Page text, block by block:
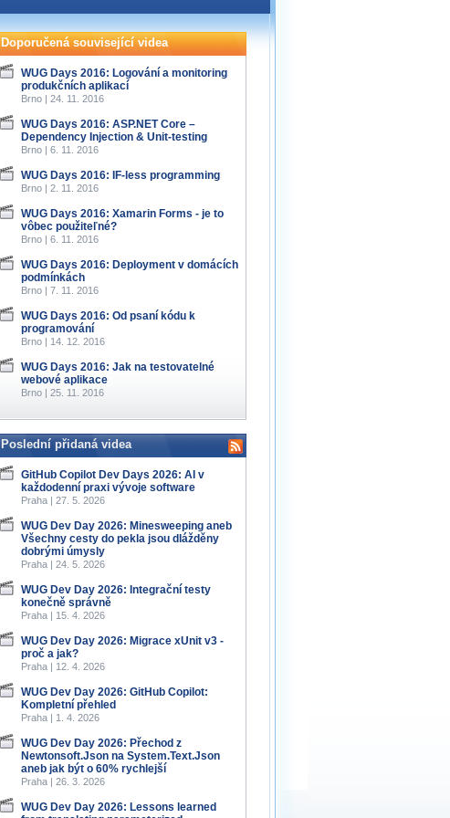
Doporučená související videa
WUG Days 2016: Logování a monitoring
produkčních aplikací
Brno | 24. 11. 2016
WUG Days 2016: ASP.NET Core –
Dependency Injection & Unit-testing
Brno | 6. 11. 2016
WUG Days 2016: IF-less programming
Brno | 2. 11. 2016
WUG Days 2016: Xamarin Forms - je to
vôbec použiteľné?
Brno | 6. 11. 2016
WUG Days 2016: Deployment v domácích
podmínkách
Brno | 7. 11. 2016
WUG Days 2016: Od psaní kódu k
programování
Brno | 14. 12. 2016
WUG Days 2016: Jak na testovatelné
webové aplikace
Brno | 25. 11. 2016
Poslední přidaná videa
GitHub Copilot Dev Days 2026: AI v
každodenní praxi vývoje software
Praha | 27. 5. 2026
WUG Dev Day 2026: Minesweeping aneb
Všechny cesty do pekla jsou dlážděny
dobrými úmysly
Praha | 24. 5. 2026
WUG Dev Day 2026: Integrační testy
konečně správně
Praha | 15. 4. 2026
WUG Dev Day 2026: Migrace xUnit v3 -
proč a jak?
Praha | 12. 4. 2026
WUG Dev Day 2026: GitHub Copilot:
Kompletní přehled
Praha | 1. 4. 2026
WUG Dev Day 2026: Přechod z
Newtonsoft.Json na System.Text.Json
aneb jak být o 60% rychlejší
Praha | 26. 3. 2026
WUG Dev Day 2026: Lessons learned